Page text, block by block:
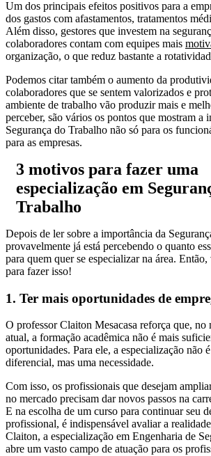
Um dos principais efeitos positivos para a
dos gastos com afastamentos, tratamentos
Além disso, gestores que investem na
colaboradores contam com equipes mais
organização, o que reduz bastante a
Podemos citar também o aumento da
colaboradores que se sentem valorizados e
ambiente de trabalho vão produzir mais e
perceber, são vários os pontos que mostram a
Segurança do Trabalho não só para os
para as empresas.
3 motivos para fazer uma
especialização em
Trabalho
Depois de ler sobre a importância da
provavelmente já está percebendo o quanto
para quem quer se especializar na área.
para fazer isso!
1. Ter mais oportunidades de
O professor Claiton Mesacasa reforça que, no
atual, a formação acadêmica não é mais
oportunidades. Para ele, a especialização não
diferencial, mas uma necessidade.
Com isso, os profissionais que desejam
no mercado precisam dar novos passos na
E na escolha de um curso para continuar seu
profissional, é indispensável avaliar a
Claiton, a especialização em Engenharia de
abre um vasto campo de atuação para os